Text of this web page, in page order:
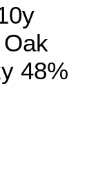
48%